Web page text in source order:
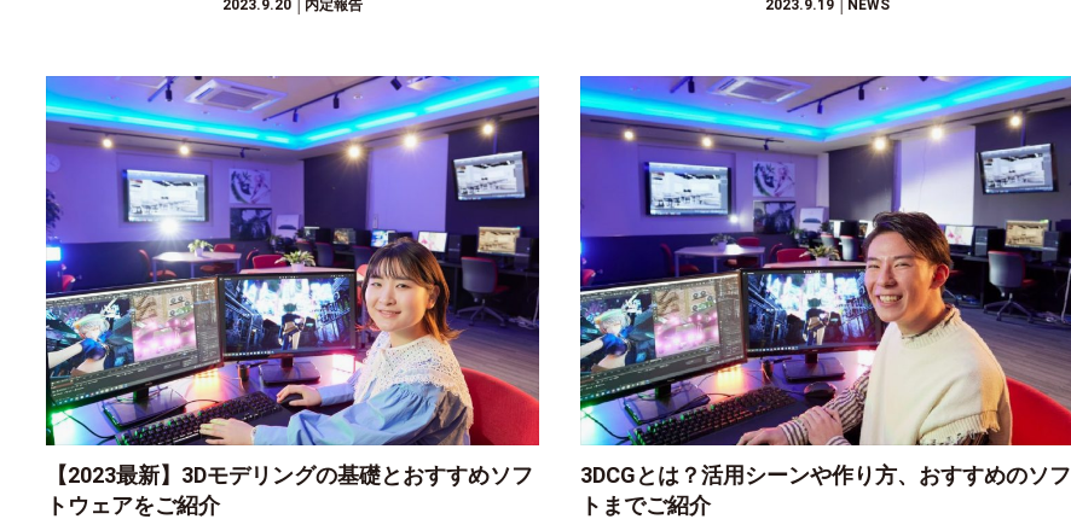
2023.9.20 │内定報告 2023.9.19│NEWS
【2023最新】3Dモデリングの基礎とおすすめソフ
トウェアをご紹介
3DCGとは？活用シーンや作り方、おすすめのソフ
トまでご紹介